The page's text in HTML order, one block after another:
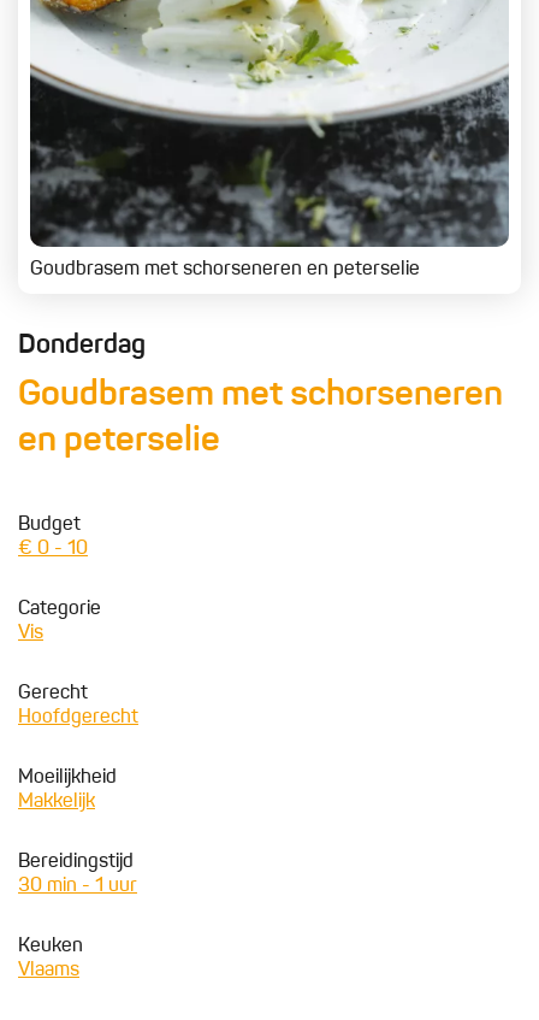
Goudbrasem met schorseneren en peterselie
Donderdag
Goudbrasem met schorseneren
en peterselie
Budget
€ 0 - 10
Categorie
Vis
Gerecht
Hoofdgerecht
Moeilijkheid
Makkelijk
Bereidingstijd
30 min - 1 uur
Keuken
Vlaams